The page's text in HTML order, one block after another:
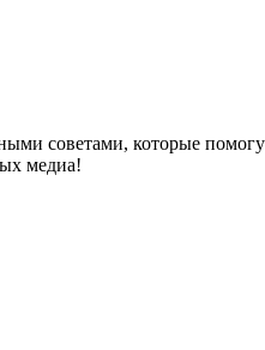
советами, которые
медиа!